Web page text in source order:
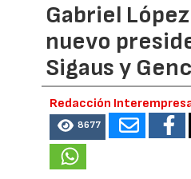
Gabriel
nuevo
Sigaus y
Redacción
8677